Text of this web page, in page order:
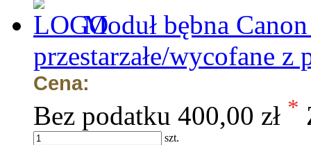
Moduł bębna
przestarzałe/wycofane z
Cena:
Bez podatku 400,00 zł *
szt.